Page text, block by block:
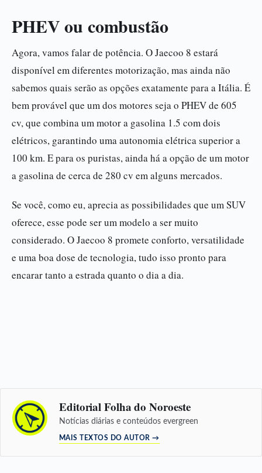
PHEV ou combustão
Agora, vamos falar de potência. O Jaecoo 8 estará
disponível em diferentes motorização, mas ainda não
sabemos quais serão as opções exatamente para a Itália. É
bem provável que um dos motores seja o PHEV de 605
cv, que combina um motor a gasolina 1.5 com dois
elétricos, garantindo uma autonomia elétrica superior a
100 km. E para os puristas, ainda há a opção de um motor
a gasolina de cerca de 280 cv em alguns mercados.
Se você, como eu, aprecia as possibilidades que um SUV
oferece, esse pode ser um modelo a ser muito
considerado. O Jaecoo 8 promete conforto, versatilidade
e uma boa dose de tecnologia, tudo isso pronto para
encarar tanto a estrada quanto o dia a dia.
Editorial Folha do Noroeste
Notícias diárias e conteúdos evergreen
MAIS TEXTOS DO AUTOR →